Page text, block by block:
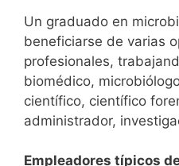
Un graduado en
beneficiarse de varias
profesionales,
biomédico,
científico, científico
administrador,
Empleadores típicos